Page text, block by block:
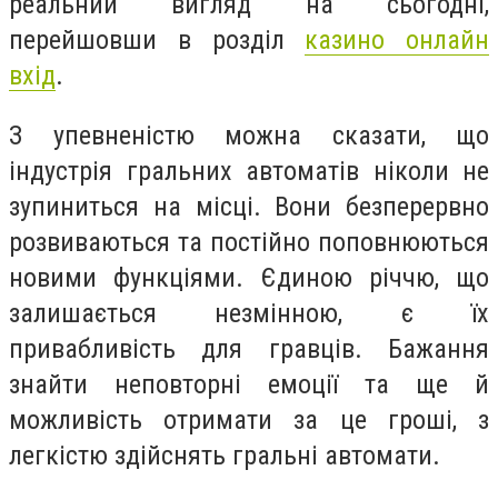
перейшовши в розділ казино онлайн
вхід.
З упевненістю можна сказати, що
індустрія гральних автоматів ніколи не
зупиниться на місці. Вони безперервно
розвиваються та постійно поповнюються
новими функціями. Єдиною річчю, що
залишається незмінною, є їх
привабливість для гравців. Бажання
знайти неповторні емоції та ще й
можливість отримати за це гроші, з
легкістю здійснять гральні автомати.